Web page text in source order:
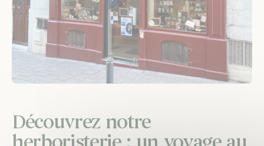
Découvrez notre